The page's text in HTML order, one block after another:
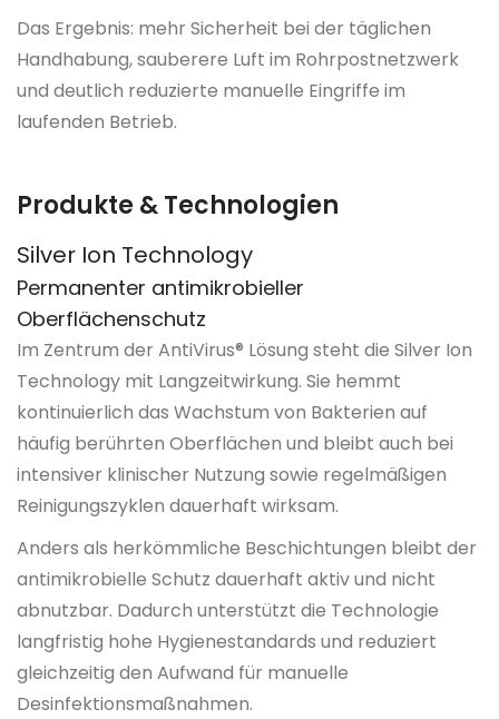
Das Ergebnis: mehr Sicherheit bei der täglichen
Handhabung, sauberere Luft im Rohrpostnetzwerk
und deutlich reduzierte manuelle Eingriffe im
laufenden Betrieb.
Produkte & Technologien
Silver Ion Technology
Permanenter antimikrobieller
Oberflächenschutz
Im Zentrum der AntiVirus® Lösung steht die Silver Ion
Technology mit Langzeitwirkung. Sie hemmt
kontinuierlich das Wachstum von Bakterien auf
häufig berührten Oberflächen und bleibt auch bei
intensiver klinischer Nutzung sowie regelmäßigen
Reinigungszyklen dauerhaft wirksam.
Anders als herkömmliche Beschichtungen bleibt der
antimikrobielle Schutz dauerhaft aktiv und nicht
abnutzbar. Dadurch unterstützt die Technologie
langfristig hohe Hygienestandards und reduziert
gleichzeitig den Aufwand für manuelle
Desinfektionsmaßnahmen.